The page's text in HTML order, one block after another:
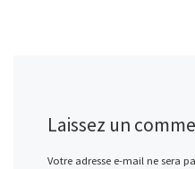
Laissez un
Votre adresse e-mail ne sera